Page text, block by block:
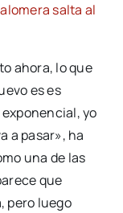
salta al
ahora, lo que
es es
yo
a pasar», ha
una de las
que
pero luego